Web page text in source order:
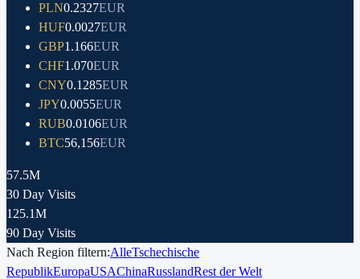
PLN0.2327EUR
HUF0.0027EUR
GBP1.166EUR
CHF1.070EUR
CNY0.1285EUR
JPY0.0055EUR
RUB0.0106EUR
BTC56,156EUR
57.5M
30 Day Visits
125.1M
90 Day Visits
Nach Region filtern:AlleTschechische
RepublikEuropaUSAChinaRusslandRest der Welt